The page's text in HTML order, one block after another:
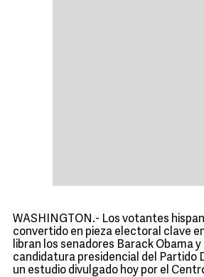
WASHINGTON.- Los votantes
convertido en pieza electoral clave
libran los senadores Barack Obama
candidatura presidencial del Partido
un estudio divulgado hoy por el